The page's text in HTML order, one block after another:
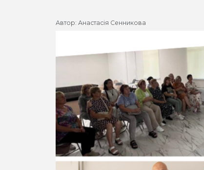
Автор: Анастасія Сенникова